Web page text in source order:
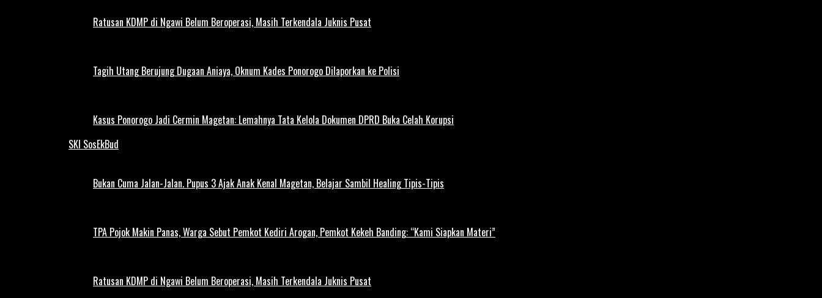
Ratusan KDMP di Ngawi Belum Beroperasi, Masih Terkendala Juknis Pusat
Tagih Utang Berujung Dugaan Aniaya, Oknum Kades Ponorogo Dilaporkan ke Polisi
Kasus Ponorogo Jadi Cermin Magetan: Lemahnya Tata Kelola Dokumen DPRD Buka Celah Korupsi
SKI SosEkBud
Bukan Cuma Jalan-Jalan. Pupus 3 Ajak Anak Kenal Magetan, Belajar Sambil Healing Tipis-Tipis
TPA Pojok Makin Panas, Warga Sebut Pemkot Kediri Arogan, Pemkot Kekeh Banding: “Kami Siapkan Materi”
Ratusan KDMP di Ngawi Belum Beroperasi, Masih Terkendala Juknis Pusat